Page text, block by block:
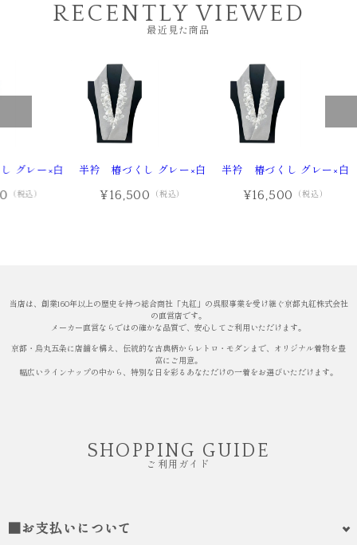
RECENTLY VIEWED
最近見た商品
グレー×白
（税込）
半衿 椿づくし グレー×白
¥16,500 （税込）
半衿 椿づくし グレー×白
¥16,500 （税込）
当店は、創業160年以上の歴史を持つ総合商社「丸紅」の呉服事業を受け継ぐ京都丸紅株式会社
の直営店です。
メーカー直営ならではの確かな品質で、安心してご利用いただけます。
京都・烏丸五条に店舗を構え、伝統的な古典柄からレトロ・モダンまで、オリジナル着物を豊
富にご用意。
幅広いラインナップの中から、特別な日を彩るあなただけの一着をお選びいただけます。
SHOPPING GUIDE
ご利用ガイド
■お支払いについて